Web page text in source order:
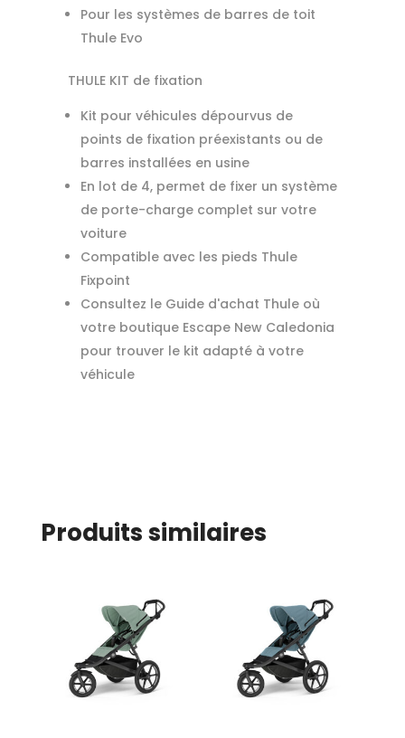
Pour les systèmes de barres de toit
Thule Evo
THULE KIT de fixation
Kit pour véhicules dépourvus de
points de fixation préexistants ou de
barres installées en usine
En lot de 4, permet de fixer un système
de porte-charge complet sur votre
voiture
Compatible avec les pieds Thule
Fixpoint
Consultez le Guide d'achat Thule où
votre boutique Escape New Caledonia
pour trouver le kit adapté à votre
véhicule
Produits similaires